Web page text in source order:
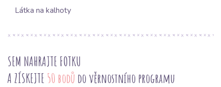
Látka na kalhoty
SEM NAHRAJTE FOTKU
A ZÍSKEJTE 50 bodů do věrnostního programu